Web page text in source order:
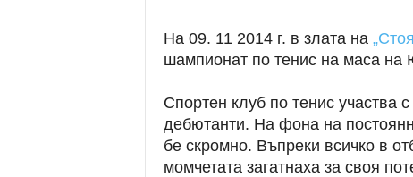
На 09. 11 2014 г. в злата на
шампионат по тенис на маса
Спортен клуб по тенис участва
дебютанти. На фона на
бе скромно. Въпреки всичко в
момчетата загатнаха за своя